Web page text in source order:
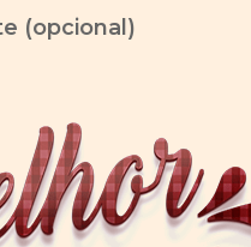
(opcional)